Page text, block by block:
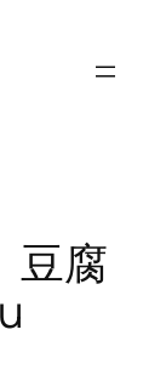
豆腐